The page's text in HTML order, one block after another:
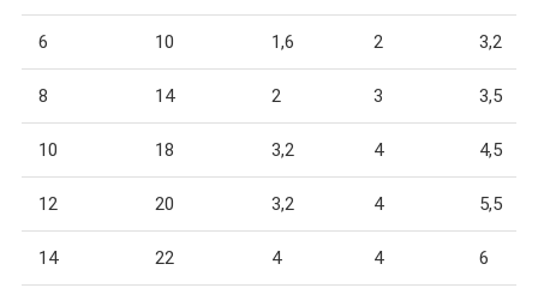
6 10 1,6 2 3,2
8 14 2 3 3,5
10 18 3,2 4 4,5
12 20 3,2 4 5,5
14 22 4 4 6